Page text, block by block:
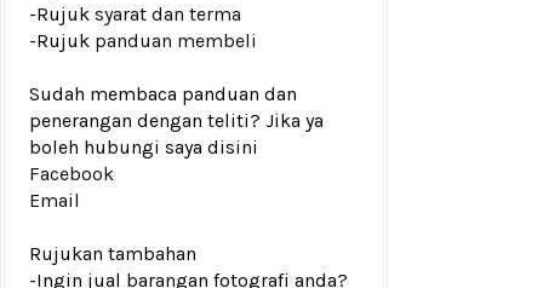
-Rujuk syarat dan terma
-Rujuk panduan membeli
Sudah membaca panduan dan
penerangan dengan teliti? Jika ya
boleh hubungi saya disini
Facebook
Email
Rujukan tambahan
-Ingin jual barangan fotografi anda?